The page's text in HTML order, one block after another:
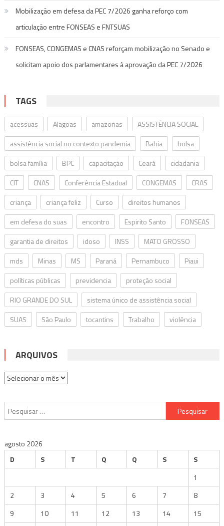
Mobilização em defesa da PEC 7/2026 ganha reforço com
articulação entre FONSEAS e FNTSUAS
FONSEAS, CONGEMAS e CNAS reforçam mobilização no Senado e
solicitam apoio dos parlamentares à aprovação da PEC 7/2026
TAGS
acessuas Alagoas amazonas
ASSISTÊNCIA SOCIAL
assistência social no contexto pandemia
Bahia
bolsa
bolsa família
BPC capacitação Ceará
cidadania
CIT
CNAS Conferência Estadual CONGEMAS
CRAS
criança
criança feliz Curso
direitos humanos
em defesa do suas
encontro Espirito Santo
FONSEAS
garantia de direitos
idoso INSS
MATO GROSSO
mds
Minas MS Paraná Pernambuco
Piaui
políticas públicas
previdencia
proteção social
RIO GRANDE DO SUL
sistema único de assistência social
SUAS
São Paulo tocantins Trabalho violência
ARQUIVOS
Arquivos
Pesquisar
por:
agosto 2026
D
S T Q Q S
S
1
2
3 4 5 6 7
8
9
10 11 12 13 14 15